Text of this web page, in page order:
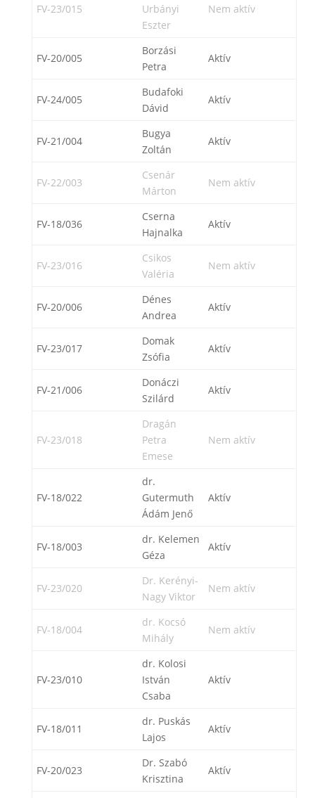
FV-23/015
Urbányi
Eszter
Nem aktív
FV-20/005
Borzási
Petra
Aktív
FV-24/005
Budafoki
Dávid
Aktív
FV-21/004
Bugya
Zoltán
Aktív
FV-22/003
Csenár
Márton
Nem aktív
FV-18/036
Cserna
Hajnalka
Aktív
FV-23/016
Csikos
Valéria
Nem aktív
FV-20/006
Dénes
Andrea
Aktív
FV-23/017
Domak
Zsófia
Aktív
FV-21/006
Donáczi
Szilárd
Aktív
FV-23/018
Dragán
Petra
Emese
Nem aktív
FV-18/022
dr.
Gutermuth
Ádám Jenő
Aktív
FV-18/003
dr. Kelemen
Géza
Aktív
FV-23/020
Dr. Kerényi-
Nagy Viktor
Nem aktív
FV-18/004
dr. Kocsó
Mihály
Nem aktív
FV-23/010
dr. Kolosi
István
Csaba
Aktív
FV-18/011
dr. Puskás
Lajos
Aktív
FV-20/023
Dr. Szabó
Krisztina
Aktív